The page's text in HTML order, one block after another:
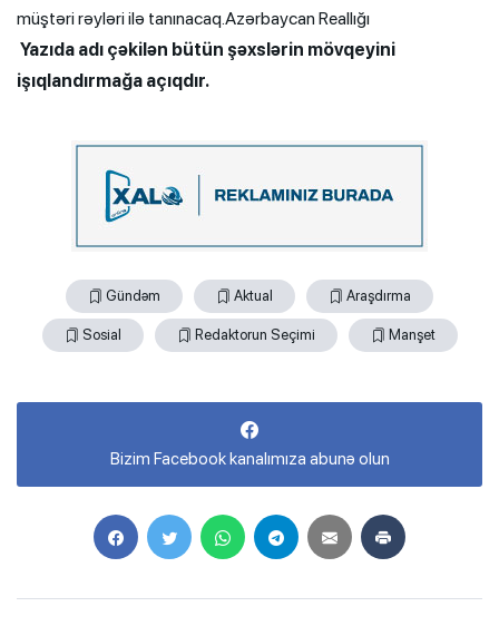
müştəri rəyləri ilə tanınacaq.Azərbaycan Reallığı
Yazıda adı çəkilən bütün şəxslərin mövqeyini
işıqlandırmağa açıqdır.
Gündəm Aktual Araşdırma
Sosial Redaktorun Seçimi Manşet
Bizim Facebook kanalımıza abunə olun